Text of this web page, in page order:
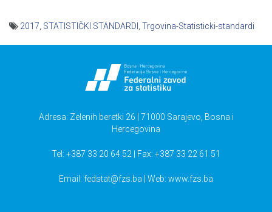
2017 STATISTIČKI STANDARDI Trgovina-Statisticki-standardi
Adresa: Zelenih beretki 26 | 71000 Sarajevo, Bosna i
Hercegovina
Tel: +387 33 20 64 52 | Fax: +387 33 22 61 51
Email: fedstat@fzs.ba | Web: www.fzs.ba